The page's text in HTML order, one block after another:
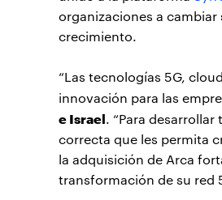
organizaciones a
crecimiento.
“Las tecnologías 5G,
innovación para las
e Israel. “Para
correcta que les permita
la adquisición de Arca
transformación de su red